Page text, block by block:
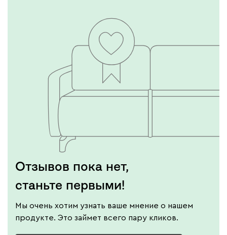
Отзывов пока нет,
станьте первыми!
Мы очень хотим узнать ваше мнение о нашем
продукте. Это займет всего пару кликов.